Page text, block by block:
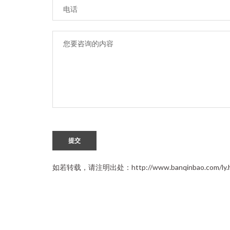
提交
如若转载，请注明出处：http://www.banqinbao.com/